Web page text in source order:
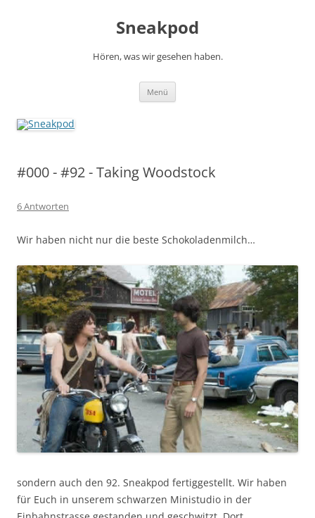
Sneakpod
Hören, was wir gesehen haben.
Menü
#000 - #92 - Taking Woodstock
6 Antworten
Wir haben nicht nur die beste Schokoladenmilch…
sondern auch den 92. Sneakpod fertiggestellt. Wir haben
für Euch in unserem schwarzen Ministudio in der